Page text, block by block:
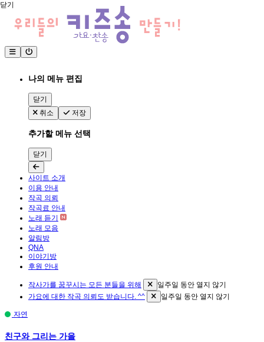
나의 메뉴 편집
닫기
취소
저장
추가할 메뉴 선택
닫기
사이트 소개
이용 안내
작곡 의뢰
작곡료 안내
노래 듣기
노래 모음
알림방
QNA
이야기방
후원 안내
작사가를 꿈꾸시는 모든 분들을 위해
일주일 동안 열지 않기
가요에 대한 작곡 의뢰도 받습니다. ^^
일주일 동안 열지 않기
자연
친구와 그리는 가을
닫기